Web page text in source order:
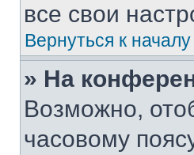
все свои
Вернуться к началу
» На
Возможно,
часовому